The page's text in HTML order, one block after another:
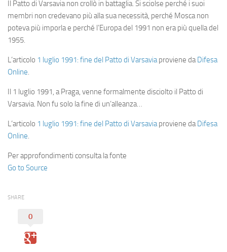
Il Patto di Varsavia non crollò in battaglia. Si sciolse perché i suoi
membri non credevano più alla sua necessità, perché Mosca non
poteva più imporla e perché l’Europa del 1991 non era più quella del
1955.
L’articolo 1 luglio 1991: fine del Patto di Varsaviaproviene daDifesa
Online.
Il 1 luglio 1991, a Praga, venne formalmente disciolto il Patto di
Varsavia. Non fu solo la fine di un’alleanza…
L’articolo 1 luglio 1991: fine del Patto di Varsaviaproviene daDifesa
Online.
Per approfondimenti consulta la fonte
Go to Source
SHARE
0